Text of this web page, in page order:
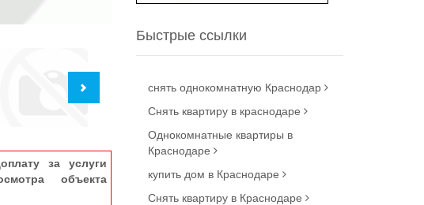
за услуги
объекта
Быстрые ссылки
снять однокомнатную Краснодар
Снять квартиру в краснодаре
Однокомнатные квартиры в
Краснодаре
купить дом в Краснодаре
Снять квартиру в Краснодаре